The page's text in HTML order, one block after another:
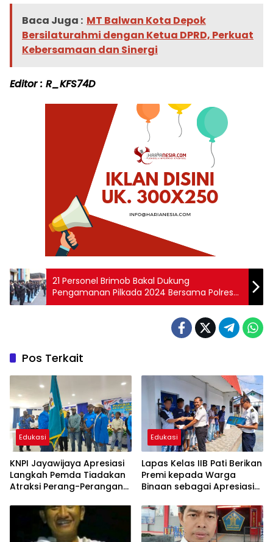
Baca Juga : MT Balwan Kota Depok
Bersilaturahmi dengan Ketua DPRD, Perkuat
Kebersamaan dan Sinergi
Editor : R_KFS74D
21 Personel Brimob Bakal Dukung
Pengamanan Pilkada 2024 Bersama Polres
Sragen
Pos Terkait
Edukasi
KNPI Jayawijaya Apresiasi
Langkah Pemda Tiadakan
Atraksi Perang-Perangan
Edukasi
Lapas Kelas IIB Pati Berikan
Premi kepada Warga
Binaan sebagai Apresiasi
Kemandirian Periode Juli
2026